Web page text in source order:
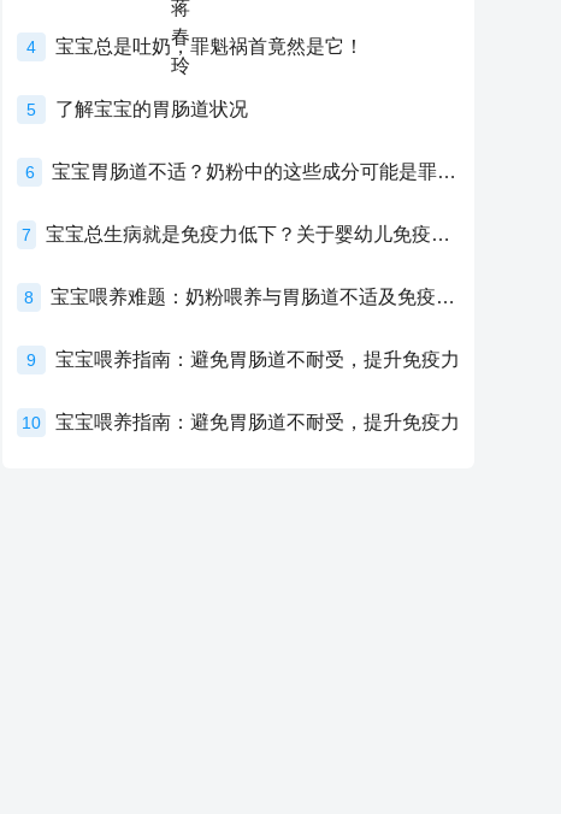
4 宝宝总是吐奶，罪魁祸首竟然是它！
5 了解宝宝的胃肠道状况
6 宝宝胃肠道不适？奶粉中的这些成分可能是罪魁祸首！
7 宝宝总生病就是免疫力低下？关于婴幼儿免疫力的真相，家长必须了解！
8 宝宝喂养难题：奶粉喂养与胃肠道不适及免疫力提升的奥秘
9 宝宝喂养指南：避免胃肠道不耐受，提升免疫力
10 宝宝喂养指南：避免胃肠道不耐受，提升免疫力